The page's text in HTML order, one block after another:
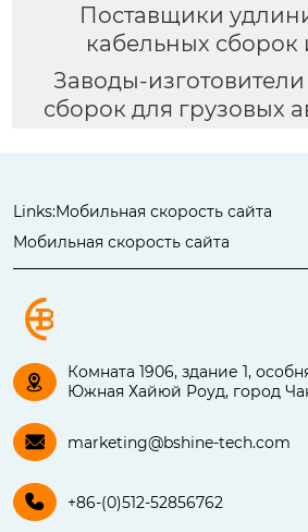
Поставщики
кабельных сборок
Заводы-
сборок для грузовых
Links:Мобильная скорость сайта
Мобильная скорость сайта

Комната 1906, здание 1,
Южная Хайюй Роуд, город
 marketing@bshine-tech.com
 +86-(0)512-52856762